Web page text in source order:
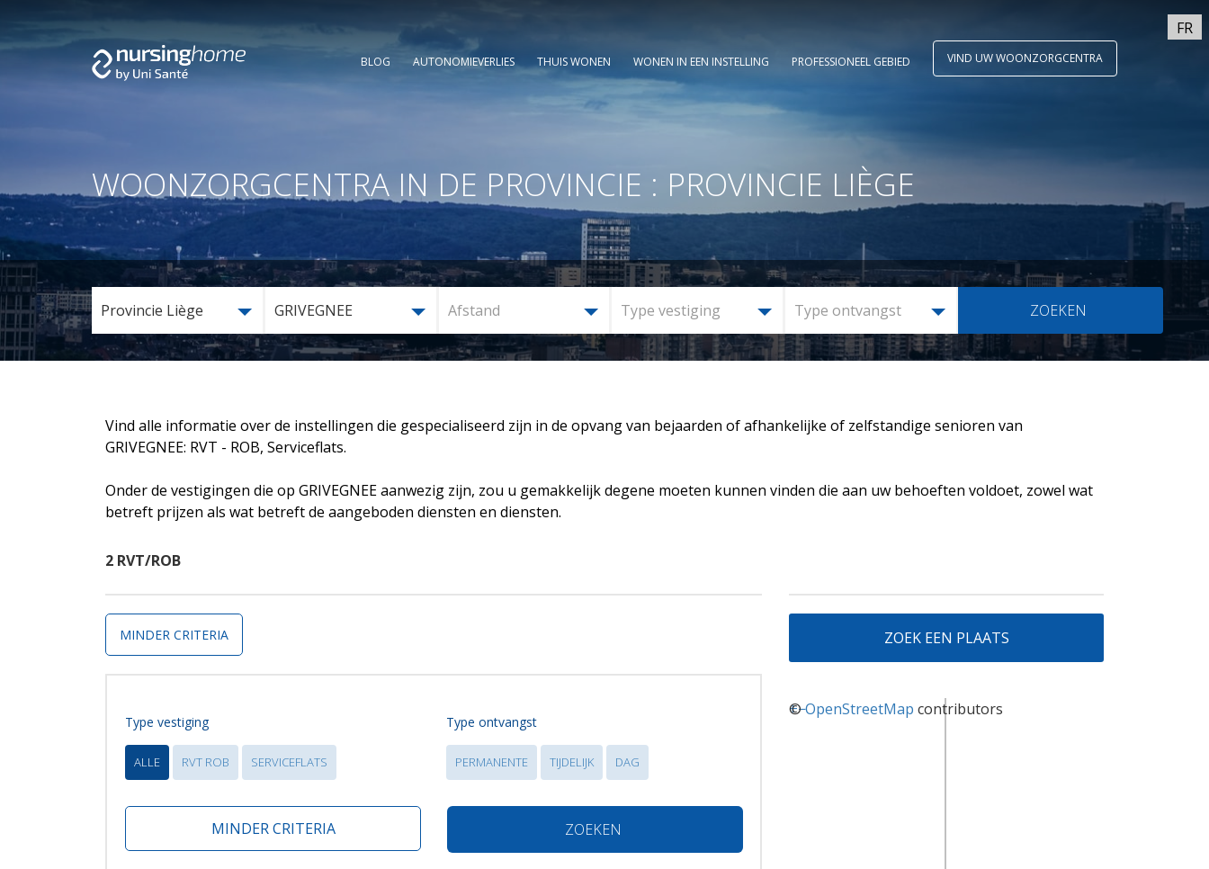
FR
BLOG AUTONOMIEVERLIES THUIS WONEN WONEN IN EEN INSTELLING PROFESSIONEEL GEBIED VIND UW WOONZORGCENTRA
WOONZORGCENTRA IN DE PROVINCIE : PROVINCIE LIÈGE
Provincie Liège GRIVEGNEE Afstand Type vestiging Type ontvangst ZOEKEN
Vind alle informatie over de instellingen die gespecialiseerd zijn in de opvang van bejaarden of afhankelijke of zelfstandige senioren van
GRIVEGNEE: RVT - ROB, Serviceflats.
Onder de vestigingen die op GRIVEGNEE aanwezig zijn, zou u gemakkelijk degene moeten kunnen vinden die aan uw behoeften voldoet, zowel wat
betreft prijzen als wat betreft de aangeboden diensten en diensten.
2 RVT/ROB
MINDER CRITERIA
Type vestiging
ALLE RVT ROB SERVICEFLATS
Type ontvangst
PERMANENTE TIJDELIJK DAG
ZOEKEN
MINDER CRITERIA
ZOEK EEN PLAATS
+−
©OpenStreetMap contributors